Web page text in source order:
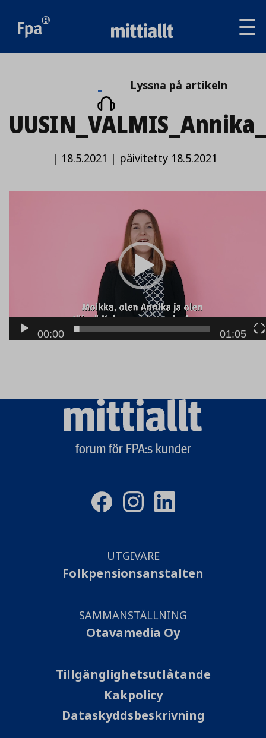
Lyssna
på
artikeln
Lyssna på artikeln
| 18.5.2021 | päivitetty 18.5.2021
00:00 01:05
Mittiallt
forum för FPA:s kunder
UTGIVARE
Folkpensionsanstalten
SAMMANSTÄLLNING
Otavamedia Oy
Tillgänglighetsutlåtande
Kakpolicy
Dataskyddsbeskrivning